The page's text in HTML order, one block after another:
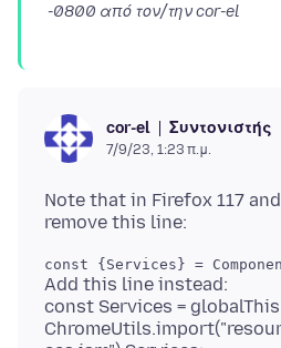
-0800 από τον/την cor-el
cor-el Συντονιστής
7/9/23, 1:23 π.μ.
Note that in Firefox 117
Add this line instead:
const Services =